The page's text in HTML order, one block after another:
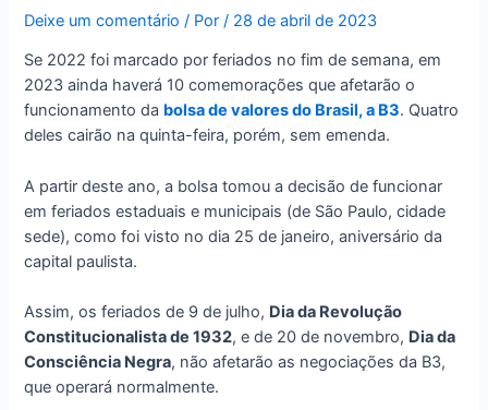
Deixe um comentário / Por/ 28 de abril de 2023
Se 2022 foi marcado por feriados no fim de semana, em
2023 ainda haverá 10 comemorações que afetarão o
funcionamento da bolsa de valores do Brasil, a B3. Quatro
deles cairão na quinta-feira, porém, sem emenda.
A partir deste ano, a bolsa tomou a decisão de funcionar
em feriados estaduais e municipais (de São Paulo, cidade
sede), como foi visto no dia 25 de janeiro, aniversário da
capital paulista.
Assim, os feriados de 9 de julho, Dia da Revolução
Constitucionalista de 1932, e de 20 de novembro, Dia da
Consciência Negra, não afetarão as negociações da B3,
que operará normalmente.